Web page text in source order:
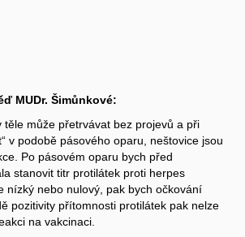
MUDr. Šimůnkové:
těle může přetrvávat bez projevů a při
v podobě pásového oparu, neštovice jsou
Po pásovém oparu bych před
stanovit titr protilátek proti herpes
nízký nebo nulový, pak bych očkování
pozitivity přítomnosti protilátek pak nelze
na vakcinaci.